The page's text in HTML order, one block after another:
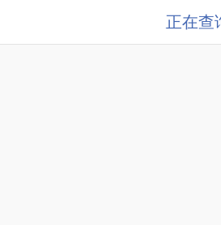
正在查